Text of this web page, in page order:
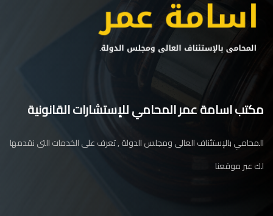
مكتب اسامة عمر المحامي للإستشارات القانونية
المحامي بالإستئناف العالى ومجلس الدولة , تعرف على الخدمات التى نقدمها
لك عبر موقعنا